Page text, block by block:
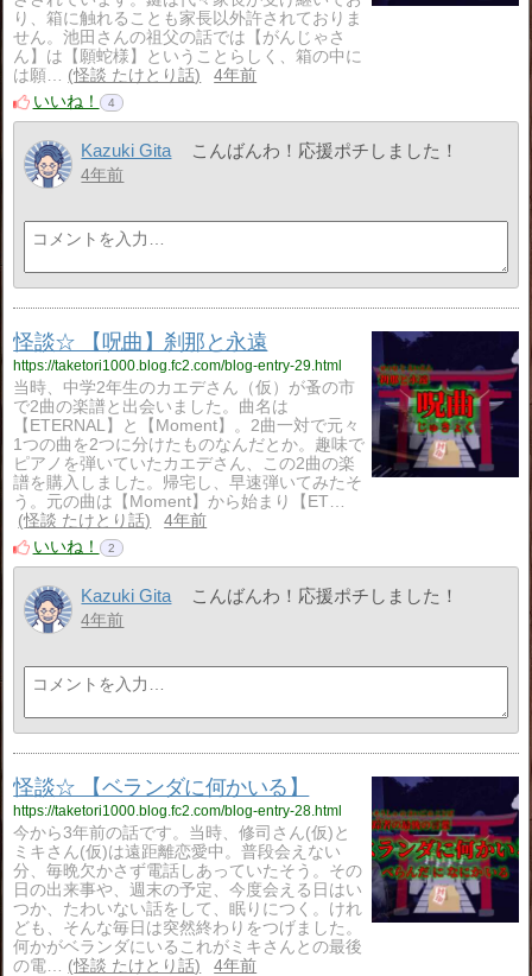
り、箱に触れることも家長以外許されておりま
せん。池田さんの祖父の話では【がんじゃさ
ん】は【願蛇様】ということらしく、箱の中に
は願…
怪談 たけとり話
4年前
いいね！
4
Kazuki Gita こんばんわ！応援ポチしました！
4年前
怪談☆ 【呪曲】刹那と永遠
https://taketori1000.blog.fc2.com/blog-entry-29.html
当時、中学2年生のカエデさん（仮）が蚤の市
で2曲の楽譜と出会いました。曲名は
【ETERNAL】と【Moment】。2曲一対で元々
1つの曲を2つに分けたものなんだとか。趣味で
ピアノを弾いていたカエデさん、この2曲の楽
譜を購入しました。帰宅し、早速弾いてみたそ
う。元の曲は【Moment】から始まり【ET…
怪談 たけとり話
4年前
いいね！
2
Kazuki Gita こんばんわ！応援ポチしました！
4年前
怪談☆ 【ベランダに何かいる】
https://taketori1000.blog.fc2.com/blog-entry-28.html
今から3年前の話です。当時、修司さん(仮)と
ミキさん(仮)は遠距離恋愛中。普段会えない
分、毎晩欠かさず電話しあっていたそう。その
日の出来事や、週末の予定、今度会える日はい
つか、たわいない話をして、眠りにつく。けれ
ども、そんな毎日は突然終わりをつげました。
何かがベランダにいるこれがミキさんとの最後
の電…
怪談 たけとり話
4年前